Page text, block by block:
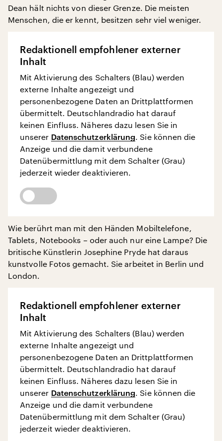
Dean hält nichts von dieser Grenze. Die meisten
Menschen, die er kennt, besitzen sehr viel weniger.
Redaktionell empfohlener externer
Inhalt
Mit Aktivierung des Schalters (Blau) werden
externe Inhalte angezeigt und
personenbezogene Daten an Drittplattformen
übermittelt. Deutschlandradio hat darauf
keinen Einfluss. Näheres dazu lesen Sie in
unserer Datenschutzerklärung. Sie können die
Anzeige und die damit verbundene
Datenübermittlung mit dem Schalter (Grau)
jederzeit wieder deaktivieren.
Wie berührt man mit den Händen Mobiltelefone,
Tablets, Notebooks – oder auch nur eine Lampe? Die
britische Künstlerin Josephine Pryde hat daraus
kunstvolle Fotos gemacht. Sie arbeitet in Berlin und
London.
Redaktionell empfohlener externer
Inhalt
Mit Aktivierung des Schalters (Blau) werden
externe Inhalte angezeigt und
personenbezogene Daten an Drittplattformen
übermittelt. Deutschlandradio hat darauf
keinen Einfluss. Näheres dazu lesen Sie in
unserer Datenschutzerklärung. Sie können die
Anzeige und die damit verbundene
Datenübermittlung mit dem Schalter (Grau)
jederzeit wieder deaktivieren.